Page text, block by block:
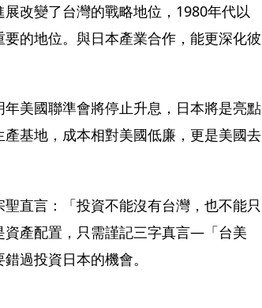
改變了台灣的戰略地位，1980年代以
的地位。與日本產業合作，能更深化彼
美國聯準會將停止升息，日本將是亮點
基地，成本相對美國低廉，更是美國去
直言：「投資不能沒有台灣，也不能只
產配置，只需謹記三字真言—「台美
過投資日本的機會。